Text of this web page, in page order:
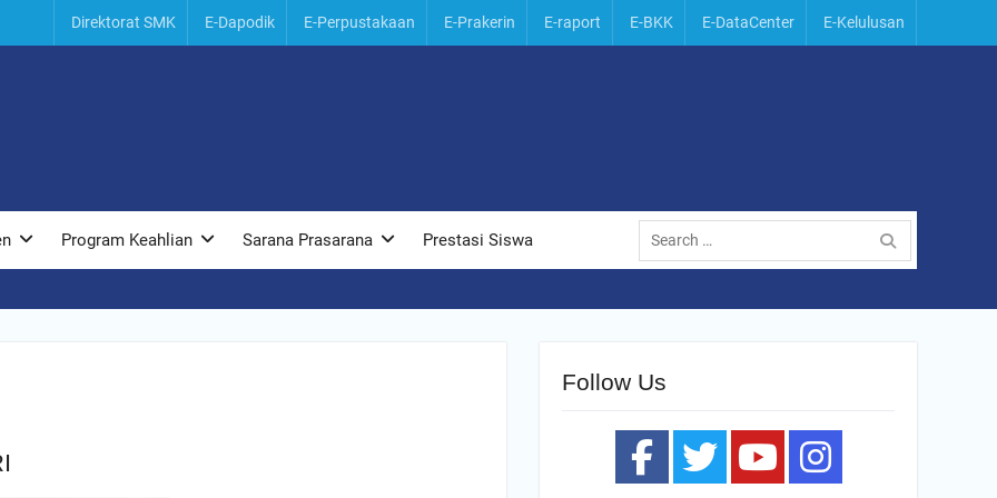
Direktorat SMK E-Dapodik E-Perpustakaan E-Prakerin E-raport E-BKK E-DataCenter E-Kelulusan
Program Keahlian Sarana Prasarana Prestasi Siswa
Search
for:
Follow Us